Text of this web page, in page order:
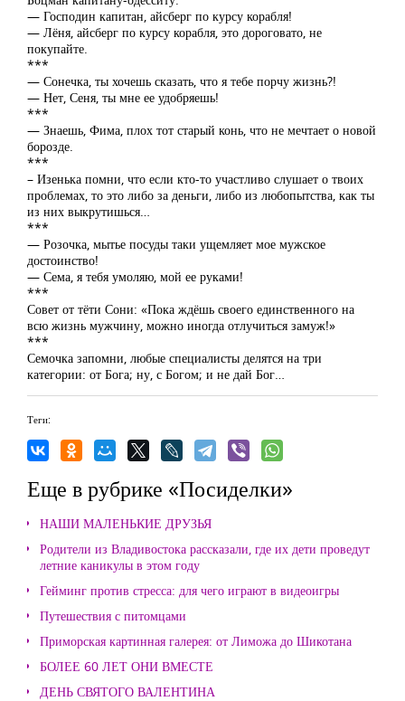
— Господин капитан, айсберг по курсу корабля!
— Лёня, айсберг по курсу корабля, это дороговато, не
покупайте.
***
— Сонечка, ты хочешь сказать, что я тебе порчу жизнь?!
— Нет, Сеня, ты мне ее удобряешь!
***
— Знаешь, Фима, плох тот старый конь, что не мечтает о новой
борозде.
***
– Изенька помни, что если кто-то участливо слушает о твоих
проблемах, то это либо за деньги, либо из любопытства, как ты
из них выкрутишься…
***
— Розочка, мытье посуды таки ущемляет мое мужское
достоинство!
— Сема, я тебя умоляю, мой ее руками!
***
Совет от тёти Сони: «Пока ждёшь своего единственного на
всю жизнь мужчину, можно иногда отлучиться замуж!»
***
Семочка запомни, любые специалисты делятся на три
категории: от Бога; ну, с Богом; и не дай Бог…
Теги:
Еще в рубрике «Посиделки»
НАШИ МАЛЕНЬКИЕ ДРУЗЬЯ
Родители из Владивостока рассказали, где их дети проведут
летние каникулы в этом году
Гейминг против стресса: для чего играют в видеоигры
Путешествия с питомцами
Приморская картинная галерея: от Лиможа до Шикотана
БОЛЕЕ 60 ЛЕТ ОНИ ВМЕСТЕ
ДЕНЬ СВЯТОГО ВАЛЕНТИНА